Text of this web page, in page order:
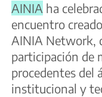
AINIA ha
encuentro
AINIA Network,
participación de
procedentes del
institucional y